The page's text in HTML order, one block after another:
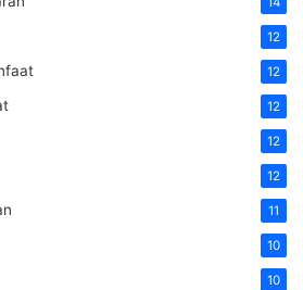
12
12
12
12
12
11
10
10